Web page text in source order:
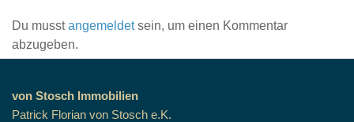
Du musstangemeldetsein, um einen Kommentar
abzugeben.
von Stosch Immobilien
Patrick Florian von Stosch e.K.